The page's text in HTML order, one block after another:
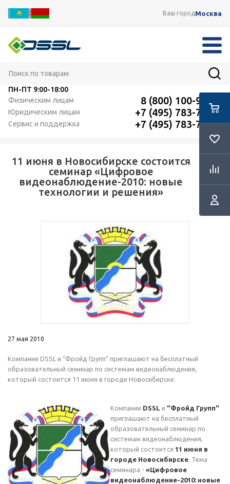
Ваш городМосква
ПН-ПТ 9:00-18:00
Физическим лицам
8 (800) 100-91-12
Юридическим лицам +7 (495) 783-72-87
Сервис и поддержка +7 (495) 783-72-87
11 июня в Новосибирске состоится
семинар «Цифровое
видеонаблюдение-2010: новые
технологии и решения»
RSS
27 мая 2010
Компании DSSL и "Фройд Групп" приглашают на бесплатный
образовательный семинар по системам видеонаблюдения,
который состоится 11 июня в городе Новосибирске.
Компании DSSL и "Фройд Групп"
приглашают на бесплатный
образовательный семинар по
системам видеонаблюдения,
который состоится 11 июня в
городе Новосибирске. Тема
семинара - «Цифровое
видеонаблюдение-2010: новые